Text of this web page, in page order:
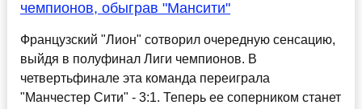
чемпионов, обыграв "Манcити"
Французский "Лион" сотворил очередную сенсацию,
выйдя в полуфинал Лиги чемпионов. В
четвертьфинале эта команда переиграла
"Манчестер Сити" - 3:1. Теперь ее соперником станет